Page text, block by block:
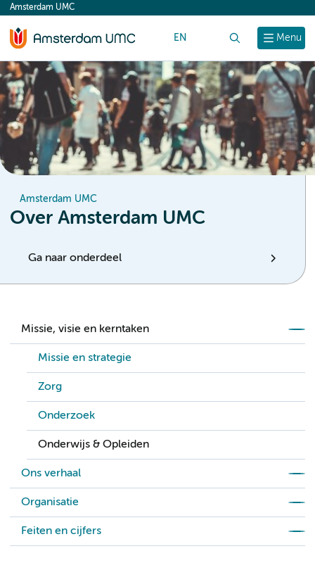
content
Menu
Amsterdam UMC
EN
Amsterdam UMC
Over Amsterdam UMC
Ga naar onderdeel
Missie, visie en kerntaken
Missie en strategie
Zorg
Onderzoek
Onderwijs & Opleiden
Ons verhaal
Organisatie
Feiten en cijfers